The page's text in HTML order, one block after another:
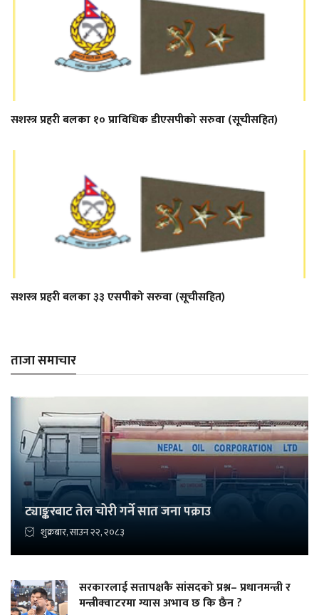
सशस्त्र प्रहरी बलका १० प्राविधिक डीएसपीको सरुवा (सूचीसहित)
सशस्त्र प्रहरी बलका ३३ एसपीको सरुवा (सूचीसहित)
ताजा समाचार
ट्याङ्करबाट तेल चोरी गर्ने सात जना पक्राउ
शुक्रबार, साउन २२, २०८३
सरकारलाई सत्तापक्षकै सांसदको प्रश्न– प्रधानमन्त्री र
मन्त्रीक्वाटरमा ग्यास अभाव छ कि छैन ?